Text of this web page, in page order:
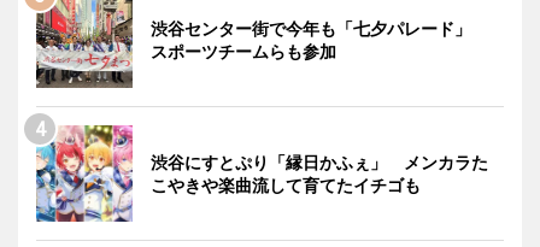
渋谷センター街で今年も「七夕パレード」
スポーツチームらも参加
渋谷にすとぷり「縁日かふぇ」 メンカラた
こやきや楽曲流して育てたイチゴも